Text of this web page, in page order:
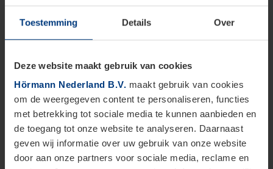
Toestemming Details Over
Deze website maakt gebruik van cookies
Hörmann Nederland B.V. maakt gebruik van cookies
om de weergegeven content te personaliseren, functies
met betrekking tot sociale media te kunnen aanbieden en
de toegang tot onze website te analyseren. Daarnaast
geven wij informatie over uw gebruik van onze website
door aan onze partners voor sociale media, reclame en